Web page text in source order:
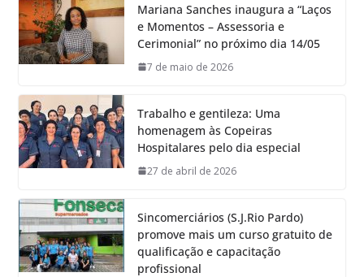
Mariana Sanches inaugura a “Laços
e Momentos – Assessoria e
Cerimonial” no próximo dia 14/05
7 de maio de 2026
Trabalho e gentileza: Uma
homenagem às Copeiras
Hospitalares pelo dia especial
27 de abril de 2026
Sincomerciários (S.J.Rio Pardo)
promove mais um curso gratuito de
qualificação e capacitação
profissional